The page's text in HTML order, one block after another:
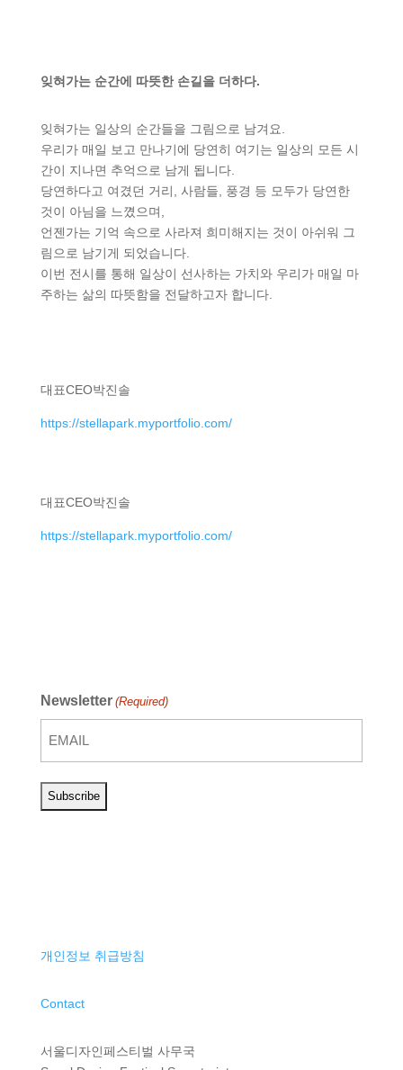
잊혀가는 순간에 따뜻한 손길을 더하다.
잊혀가는 일상의 순간들을 그림으로 남겨요.
우리가 매일 보고 만나기에 당연히 여기는 일상의 모든 시
간이 지나면 추억으로 남게 됩니다.
당연하다고 여겼던 거리, 사람들, 풍경 등 모두가 당연한
것이 아님을 느꼈으며,
언젠가는 기억 속으로 사라져 희미해지는 것이 아쉬워 그
림으로 남기게 되었습니다.
이번 전시를 통해 일상이 선사하는 가치와 우리가 매일 마
주하는 삶의 따뜻함을 전달하고자 합니다.
대표CEO박진솔
https://stellapark.myportfolio.com/
대표CEO박진솔
https://stellapark.myportfolio.com/
Newsletter (Required)
개인정보 취급방침
Contact
서울디자인페스티벌 사무국